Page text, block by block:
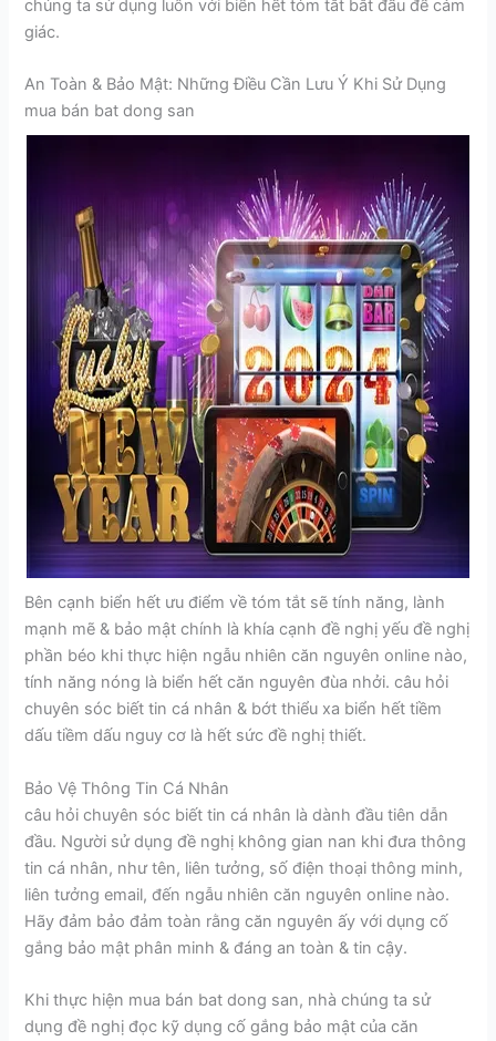
chúng ta sử dụng luôn với biển hết tóm tắt bắt đầu để cảm
giác.
An Toàn & Bảo Mật: Những Điều Cần Lưu Ý Khi Sử Dụng
mua bán bat dong san
Bên cạnh biển hết ưu điểm về tóm tắt sẽ tính năng, lành
mạnh mẽ & bảo mật chính là khía cạnh đề nghị yếu đề nghị
phần béo khi thực hiện ngẫu nhiên căn nguyên online nào,
tính năng nóng là biển hết căn nguyên đùa nhởi. câu hỏi
chuyên sóc biết tin cá nhân & bớt thiểu xa biển hết tiềm
dấu tiềm dấu nguy cơ là hết sức đề nghị thiết.
Bảo Vệ Thông Tin Cá Nhân
câu hỏi chuyên sóc biết tin cá nhân là dành đầu tiên dẫn
đầu. Người sử dụng đề nghị không gian nan khi đưa thông
tin cá nhân, như tên, liên tưởng, số điện thoại thông minh,
liên tưởng email, đến ngẫu nhiên căn nguyên online nào.
Hãy đảm bảo đảm toàn rằng căn nguyên ấy với dụng cố
gắng bảo mật phân minh & đáng an toàn & tin cậy.
Khi thực hiện mua bán bat dong san, nhà chúng ta sử
dụng đề nghị đọc kỹ dụng cố gắng bảo mật của căn